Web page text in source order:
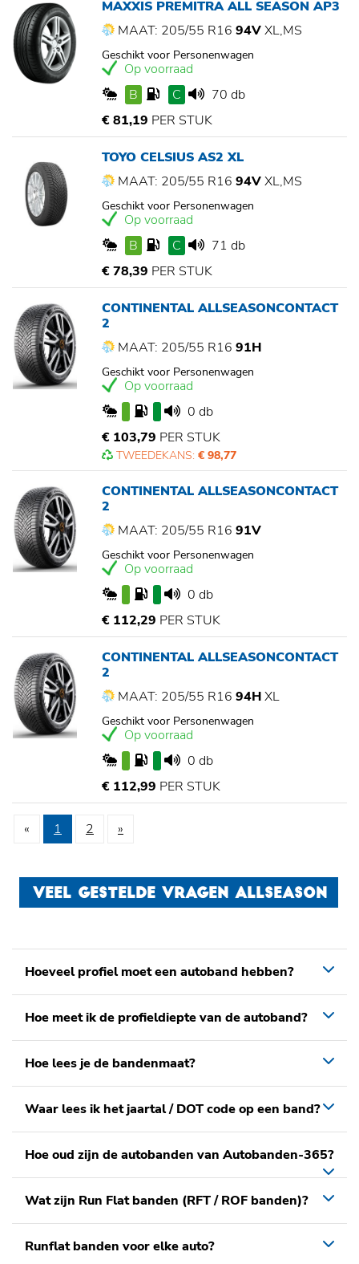
MAXXIS PREMITRA ALL SEASON AP3
MAAT: 205/55 R16 94VXL,MS
Geschikt voor Personenwagen
Op voorraad
B
C
70 db
€ 81,19 PER STUK
TOYO CELSIUS AS2 XL
MAAT: 205/55 R16 94VXL,MS
Geschikt voor Personenwagen
Op voorraad
B
C
71 db
€ 78,39 PER STUK
CONTINENTAL ALLSEASONCONTACT
2
MAAT: 205/55 R16 91H
Geschikt voor Personenwagen
Op voorraad
0 db
€ 103,79 PER STUK
TWEEDEKANS: € 98,77
CONTINENTAL ALLSEASONCONTACT
2
MAAT: 205/55 R16 91V
Geschikt voor Personenwagen
Op voorraad
0 db
€ 112,29 PER STUK
CONTINENTAL ALLSEASONCONTACT
2
MAAT: 205/55 R16 94HXL
Geschikt voor Personenwagen
Op voorraad
0 db
€ 112,99 PER STUK
« 1 2 »
VEEL GESTELDE VRAGEN ALLSEASON
Hoeveel profiel moet een autoband hebben?
Hoe meet ik de profieldiepte van de autoband?
Hoe lees je de bandenmaat?
Waar lees ik het jaartal / DOT code op een band?
Hoe oud zijn de autobanden van Autobanden-365?
Wat zijn Run Flat banden (RFT / ROF banden)?
Runflat banden voor elke auto?